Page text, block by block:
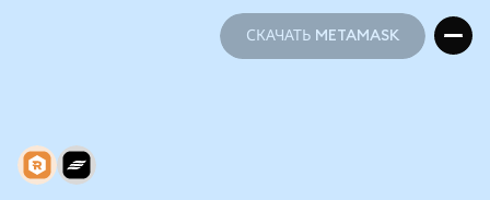
СКАЧАТЬ METAMASK